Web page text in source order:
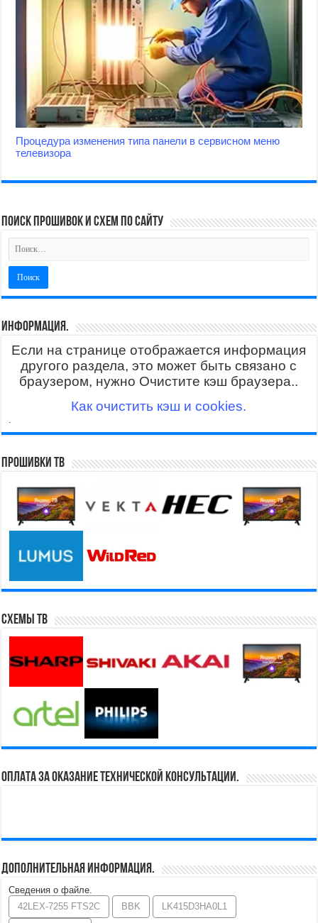
Процедура изменения типа панели в сервисном меню
телевизора
поиск прошивок и схем по сайту
Информация.
Если на странице отображается информация
другого раздела, это может быть связано с
браузером, нужно Очистите кэш браузера..
Как очистить кэш и cookies.
Прошивки ТВ
Схемы ТВ
Оплата за оказание технической консультации.
Дополнительная информация.
Сведения о файле.
42LEX-7255 FTS2C
BBK LK415D3HA0L1